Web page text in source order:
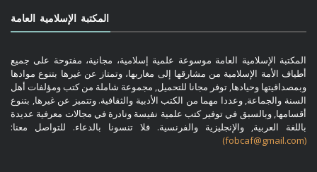
المكتبة الإسلامية العامة
المكتبة الإسلامية العامة موسوعة علمية إسلامية، مجانية، مفتوحة على جميع
أطياف الأمة الإسلامية من مشارقها إلى مغاربها، وتمتاز عن غيرها بتنوع موادها
وبمصداقيتها وحيادها, توفر مجانا للتحميل, مجموعة شاملة من كتب ومؤلفات أهل
السنة والجماعة, وعددا مهما من الكتب الأدبية والثقافية. وتتميز عن غيرها, بتنوع
أقسامها, وبالسبق في توفير كتب علمية نفيسة ونادرة في مجالات معرفية عديدة
باللغة العربية, والإنجليزية والفرنسية. فلا تنسونا بالدعاء. للتواصل معنا:
(fobcaf@gmail.com)